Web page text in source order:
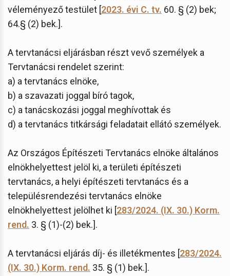
véleményező testület [2023. évi C. tv. 60. § (2) bek;
64.§ (2) bek.].
A tervtanácsi eljárásban részt vevő személyek a
Tervtanácsi rendelet szerint:
a) a tervtanács elnöke,
b) a szavazati joggal bíró tagok,
c) a tanácskozási joggal meghívottak és
d) a tervtanács titkársági feladatait ellátó személyek.
Az Országos Építészeti Tervtanács elnöke általános
elnökhelyettest jelöl ki, a területi építészeti
tervtanács, a helyi építészeti tervtanács és a
településrendezési tervtanács elnöke
elnökhelyettest jelölhet ki [283/2024. (IX. 30.) Korm.
rend. 3. § (1)-(2) bek.].
A tervtanácsi eljárás díj- és illetékmentes [283/2024.
(IX. 30.) Korm. rend. 35. § (1) bek.].